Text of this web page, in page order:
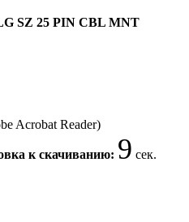
SZ 25 PIN CBL MNT
Acrobat Reader)
к скачиванию: 9 сек.